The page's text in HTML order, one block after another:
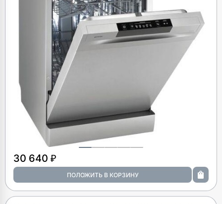
30 640 ₽